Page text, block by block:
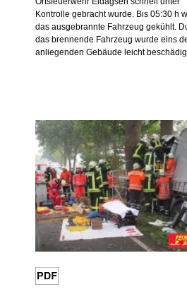
Kontrolle gebracht wurde. Bis 05:30 h
das ausgebrannte Fahrzeug gekühlt.
das brennende Fahrzeug wurde eins
anliegenden Gebäude leicht